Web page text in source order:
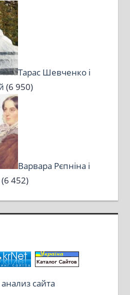
Тарас Шевченко і
(6 950)
Варвара Рєпніна і
(6 452)